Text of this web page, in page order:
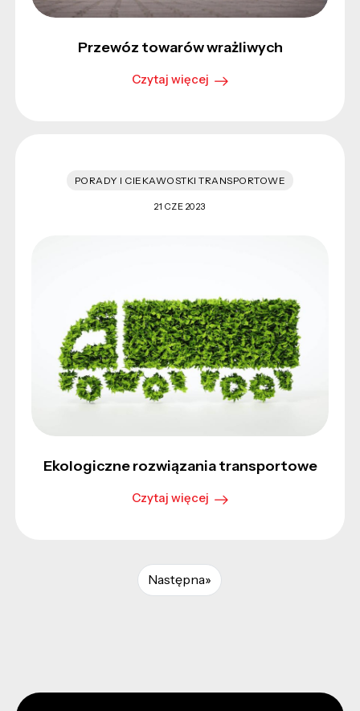
Przewóz towarów wrażliwych
Czytaj więcej
PORADY I CIEKAWOSTKI TRANSPORTOWE
21 CZE 2023
Ekologiczne rozwiązania transportowe
Czytaj więcej
Następna»